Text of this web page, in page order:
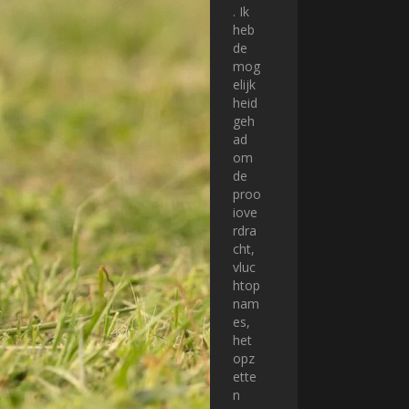
. Ik
heb
de
mog
elijk
heid
geh
ad
om
de
proo
iove
rdra
cht,
vluc
htop
nam
es,
het
opz
ette
n